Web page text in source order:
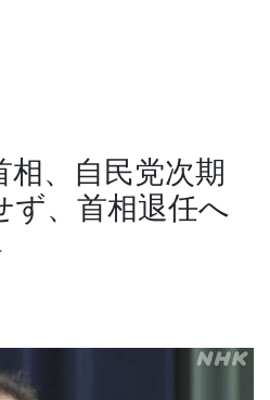
相、自民党次期
ず、首相退任へ